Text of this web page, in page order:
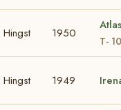
Hingst 1950
T-
Hingst 1949